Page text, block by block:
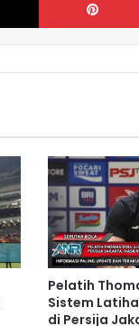
Pelatih
Sistem
di Persija